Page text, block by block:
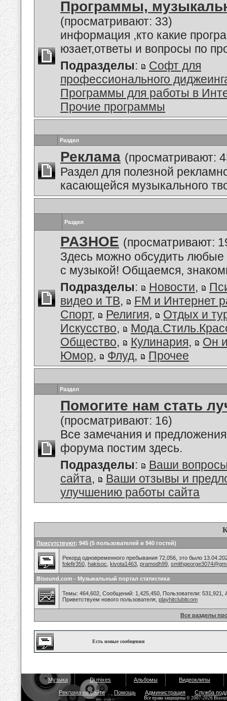
Программы,
(просматривают: 33)
информация ,кто какие
юзает,ответы и вопросы по
Подразделы:
Софт для
профессионального
Программы для работы в
Прочие программы
Раздел
Реклама (просматривают:
Раздел для полезной
касающейся музыкального
Раздел
РАЗНОЕ (просматривают:
Здесь можно обсудить
с музыкой! Общаемся,
Подразделы: Новости,
видео и ТВ,
FM и Интернет
Спорт, Религия,
Отдых и
Искусство,
Общество, Кулинария,
Он
Юмор, Флуд, Прочее
Раздел
Помогите нам стать
(просматривают: 16)
Все замечания и
форума постим здесь.
Подразделы:
Ваши
сайта,
Ваши отзывы и
улучшению работы сайта
Присутствуют: 945 (5 пользователей и 940 гостей)
Рекорд одновременного пребывания 72,056, это было
folefir350 hakisoc kivota1463 pramodh99
Bisound.com - Музыкальный портал статистика
Темы: 464,602, Сообщений: 1,425,450, Пользователи: 531,921,
Приветствуем нового пользователя, playhitclubitcom
Все разделы
Есть новые сообщения
Музыка Dj mixes Альбомы Видеоклипы
Реклама на сайте Помощь Администрация Служба
Все права защищены © 2007-2026